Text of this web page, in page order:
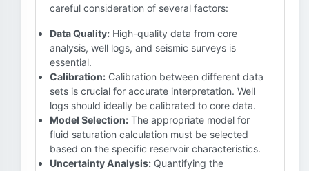
careful consideration of several factors:
Data Quality: High-quality data from core
analysis, well logs, and seismic surveys is
essential.
Calibration: Calibration between different data
sets is crucial for accurate interpretation. Well
logs should ideally be calibrated to core data.
Model Selection: The appropriate model for
fluid saturation calculation must be selected
based on the specific reservoir characteristics.
Uncertainty Analysis: Quantifying the